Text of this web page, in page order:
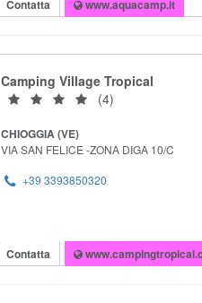
Contatta www.aquacamp.it
Camping Village Tropical
(4)
CHIOGGIA (VE)
VIA SAN FELICE -ZONA DIGA 10/C
+39 3393850320
Contatta